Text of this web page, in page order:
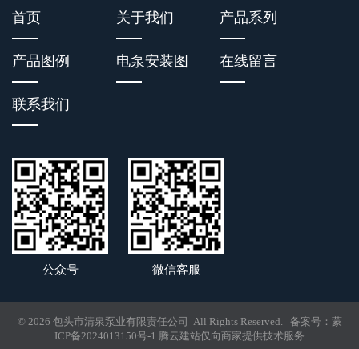
首页 关于我们 产品系列
产品图例 电泵安装图 在线留言
联系我们
公众号 微信客服
© 2026 包头市清泉泵业有限责任公司 All Rights Reserved. 备案号： 蒙
ICP备2024013150号-1 腾云建站仅向商家提供技术服务